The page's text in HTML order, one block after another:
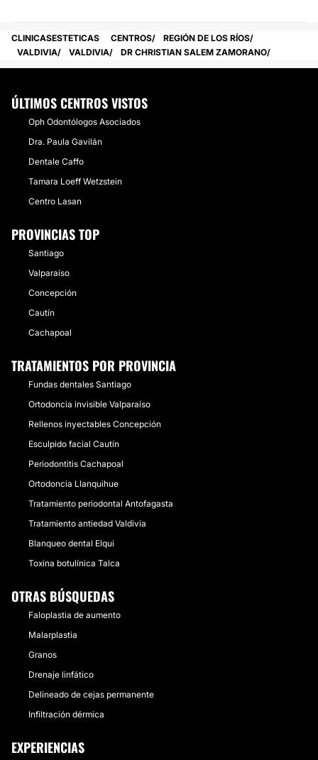
CLINICASESTETICAS CENTROS
REGIÓN DE LOS RÍOS
VALDIVIA
VALDIVIA DR CHRISTIAN SALEM ZAMORANO
ÚLTIMOS CENTROS VISTOS
Oph Odontólogos Asociados
Dra. Paula Gavilán
Dentale Caffo
Tamara Loeff Wetzstein
Centro Lasan
PROVINCIAS TOP
Santiago
Valparaíso
Concepción
Cautín
Cachapoal
TRATAMIENTOS POR PROVINCIA
Fundas dentales Santiago
Ortodoncia invisible Valparaíso
Rellenos inyectables Concepción
Esculpido facial Cautín
Periodontitis Cachapoal
Ortodoncia Llanquihue
Tratamiento periodontal Antofagasta
Tratamiento antiedad Valdivia
Blanqueo dental Elqui
Toxina botulínica Talca
OTRAS BÚSQUEDAS
Faloplastia de aumento
Malarplastia
Granos
Drenaje linfático
Delineado de cejas permanente
Infiltración dérmica
EXPERIENCIAS